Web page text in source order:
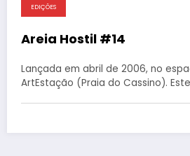
EDIÇÕES
Areia Hostil #14
Lançada em abril de 2006, no
ArtEstação (Praia do Cassino).